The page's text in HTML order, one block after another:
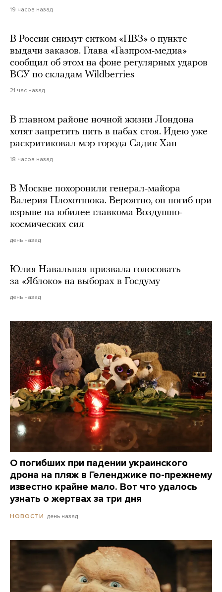
19 часов назад
В России снимут ситком «ПВЗ» о пункте
выдачи заказов. Глава «Газпром-медиа»
сообщил об этом на фоне регулярных ударов
ВСУ по складам Wildberries
21 час назад
В главном районе ночной жизни Лондона
хотят запретить пить в пабах стоя. Идею уже
раскритиковал мэр города Садик Хан
18 часов назад
В Москве похоронили генерал-майора
Валерия Плохотнюка. Вероятно, он погиб при
взрыве на юбилее главкома Воздушно-
космических сил
день назад
Юлия Навальная призвала голосовать
за «Яблоко» на выборах в Госдуму
день назад
О погибших при падении украинского
дрона на пляж в Геленджике по-прежнему
известно крайне мало. Вот что удалось
узнать о жертвах за три дня
НОВОСТИ день назад